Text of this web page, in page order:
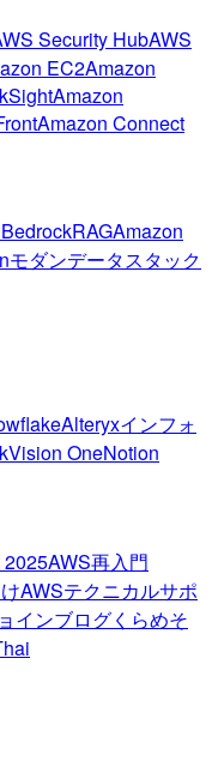
Security HubAWS
EC2Amazon
Amazon
Amazon Connect
RAGAmazon
モダンデータスタック
Alteryxインフォ
Vision OneNotion
2025AWS再入門
AWSテクニカルサポ
インブログくらめそ